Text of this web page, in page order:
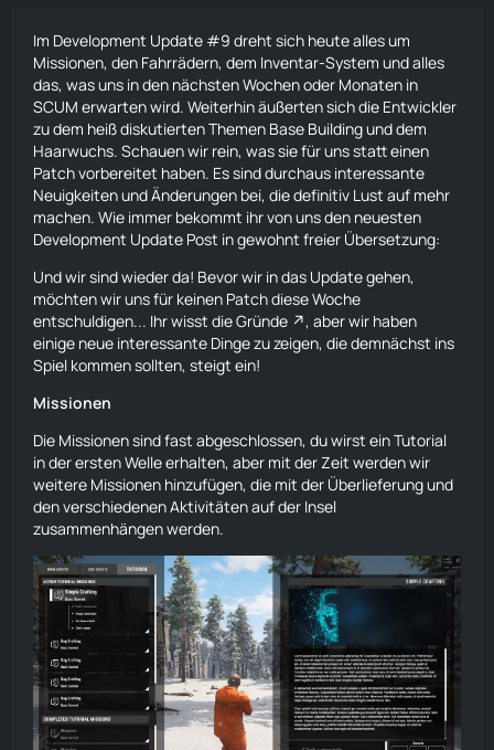
Im Development Update #9 dreht sich heute alles um
Missionen, den Fahrrädern, dem Inventar-System und alles
das, was uns in den nächsten Wochen oder Monaten in
SCUM erwarten wird. Weiterhin äußerten sich die Entwickler
zu dem heiß diskutierten Themen Base Building und dem
Haarwuchs. Schauen wir rein, was sie für uns statt einen
Patch vorbereitet haben. Es sind durchaus interessante
Neuigkeiten und Änderungen bei, die definitiv Lust auf mehr
machen. Wie immer bekommt ihr von uns den neuesten
Development Update Post in gewohnt freier Übersetzung:
Und wir sind wieder da! Bevor wir in das Update gehen,
möchten wir uns für keinen Patch diese Woche
entschuldigen... Ihr wisst dieGründe
, aber wir haben
einige neue interessante Dinge zu zeigen, die demnächst ins
Spiel kommen sollten, steigt ein!
Missionen
Die Missionen sind fast abgeschlossen, du wirst ein Tutorial
in der ersten Welle erhalten, aber mit der Zeit werden wir
weitere Missionen hinzufügen, die mit der Überlieferung und
den verschiedenen Aktivitäten auf der Insel
zusammenhängen werden.